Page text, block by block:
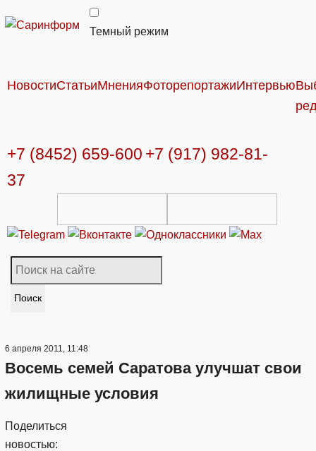
Темный режим
НовостиСтатьиМненияФоторепортажиИнтервью
+7 (8452) 659-600 +7 (917) 982-81-
37
Поиск
6 апреля 2011, 11:48
Восемь семей Саратова улучшат свои
жилищные условия
Поделиться
новостью: